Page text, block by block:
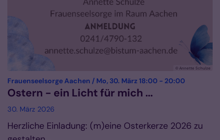
© Annette Schulze
Frauenseelsorge Aachen / Mo, 30. März 18:00 - 20:00
Ostern - ein Licht für mich ...
30. März 2026
Herzliche Einladung: (m)eine Osterkerze 2026 zu